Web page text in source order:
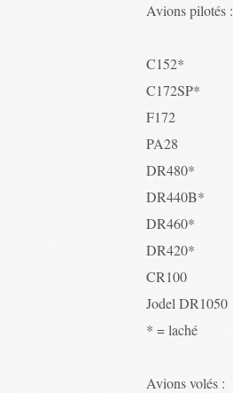
Avions pilotés :
C152*
C172SP*
F172
PA28
DR480*
DR440B*
DR460*
DR420*
CR100
Jodel DR1050
* = laché
Avions volés :